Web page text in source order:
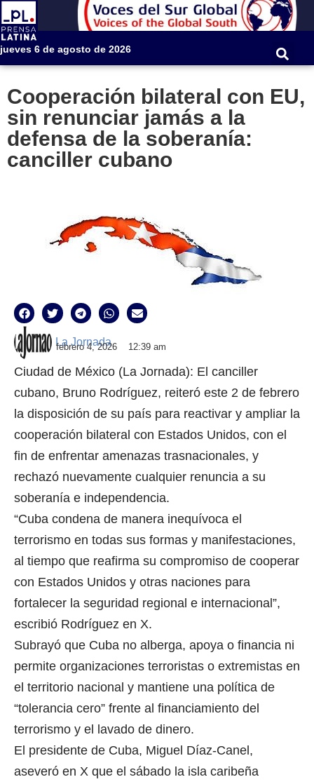
jueves 6 de agosto de 2026
Cooperación bilateral con EU,
sin renunciar jamás a la
defensa de la soberanía:
canciller cubano
La Jornada
febrero 4, 2026 12:39 am
Ciudad de México (La Jornada): El canciller
cubano, Bruno Rodríguez, reiteró este 2 de febrero
la disposición de su país para reactivar y ampliar la
cooperación bilateral con Estados Unidos, con el
fin de enfrentar amenazas trasnacionales, y
rechazó nuevamente cualquier renuncia a su
soberanía e independencia.
“Cuba condena de manera inequívoca el
terrorismo en todas sus formas y manifestaciones,
al tiempo que reafirma su compromiso de cooperar
con Estados Unidos y otras naciones para
fortalecer la seguridad regional e internacional”,
escribió Rodríguez en X.
Subrayó que Cuba no alberga, apoya o financia ni
permite organizaciones terroristas o extremistas en
el territorio nacional y mantiene una política de
“tolerancia cero” frente al financiamiento del
terrorismo y el lavado de dinero.
El presidente de Cuba, Miguel Díaz-Canel,
aseveró en X que el sábado la isla caribeña